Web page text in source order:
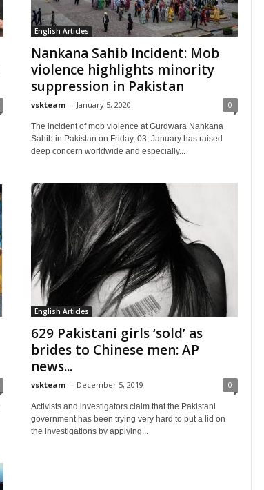
English Articles
Nankana Sahib Incident: Mob
violence highlights minority
suppression in Pakistan
vskteam - January 5, 2020 0
The incident of mob violence at Gurdwara Nankana
Sahib in Pakistan on Friday, 03, January has raised
deep concern worldwide and especially...
English Articles
629 Pakistani girls ‘sold’ as
brides to Chinese men: AP
news...
vskteam - December 5, 2019 0
Activists and investigators claim that the Pakistani
government has been trying very hard to put a lid on
the investigations by applying...